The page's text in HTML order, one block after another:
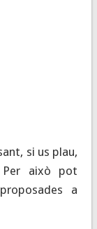
si us plau,
Per això pot
a